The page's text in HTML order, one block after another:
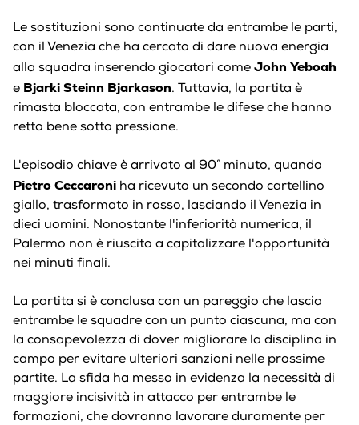
Le sostituzioni sono continuate da entrambe le parti,
con il Venezia che ha cercato di dare nuova energia
alla squadra inserendo giocatori come John Yeboah
e Bjarki Steinn Bjarkason. Tuttavia, la partita è
rimasta bloccata, con entrambe le difese che hanno
retto bene sotto pressione.
L'episodio chiave è arrivato al 90° minuto, quando
Pietro Ceccaroni ha ricevuto un secondo cartellino
giallo, trasformato in rosso, lasciando il Venezia in
dieci uomini. Nonostante l'inferiorità numerica, il
Palermo non è riuscito a capitalizzare l'opportunità
nei minuti finali.
La partita si è conclusa con un pareggio che lascia
entrambe le squadre con un punto ciascuna, ma con
la consapevolezza di dover migliorare la disciplina in
campo per evitare ulteriori sanzioni nelle prossime
partite. La sfida ha messo in evidenza la necessità di
maggiore incisività in attacco per entrambe le
formazioni, che dovranno lavorare duramente per